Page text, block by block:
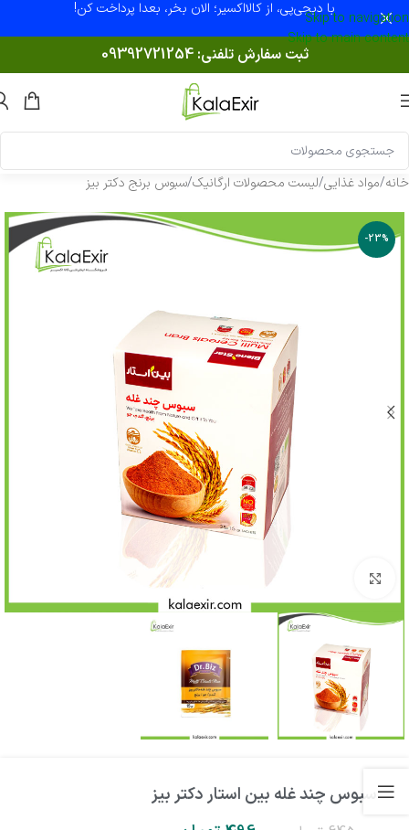
Skip to navigation
Skip to main content
با دیجی‌پی، از کالااکسیر؛ الان بخر، بعدا پرداخت کن!
ثبت سفارش تلفنی:09392721254
خانه/مواد غذایی/لیست محصولات ارگانیک/سبوس برنج دکتر بیز
-23%
سبوس چند غله بین استار دکتر بیز